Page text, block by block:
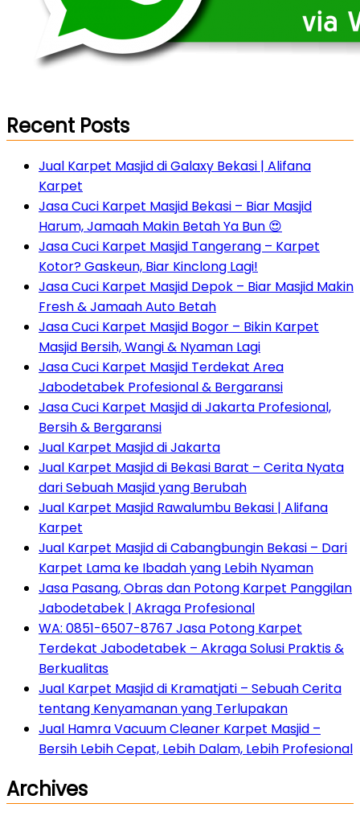
Recent Posts
Jual Karpet Masjid di Galaxy Bekasi | Alifana
Karpet
Jasa Cuci Karpet Masjid Bekasi – Biar Masjid
Harum, Jamaah Makin Betah Ya Bun 😍
Jasa Cuci Karpet Masjid Tangerang – Karpet
Kotor? Gaskeun, Biar Kinclong Lagi!
Jasa Cuci Karpet Masjid Depok – Biar Masjid Makin
Fresh & Jamaah Auto Betah
Jasa Cuci Karpet Masjid Bogor – Bikin Karpet
Masjid Bersih, Wangi & Nyaman Lagi
Jasa Cuci Karpet Masjid Terdekat Area
Jabodetabek Profesional & Bergaransi
Jasa Cuci Karpet Masjid di Jakarta Profesional,
Bersih & Bergaransi
Jual Karpet Masjid di Jakarta
Jual Karpet Masjid di Bekasi Barat – Cerita Nyata
dari Sebuah Masjid yang Berubah
Jual Karpet Masjid Rawalumbu Bekasi | Alifana
Karpet
Jual Karpet Masjid di Cabangbungin Bekasi – Dari
Karpet Lama ke Ibadah yang Lebih Nyaman
Jasa Pasang, Obras dan Potong Karpet Panggilan
Jabodetabek | Akraga Profesional
WA: 0851-6507-8767 Jasa Potong Karpet
Terdekat Jabodetabek – Akraga Solusi Praktis &
Berkualitas
Jual Karpet Masjid di Kramatjati – Sebuah Cerita
tentang Kenyamanan yang Terlupakan
Jual Hamra Vacuum Cleaner Karpet Masjid –
Bersih Lebih Cepat, Lebih Dalam, Lebih Profesional
Archives